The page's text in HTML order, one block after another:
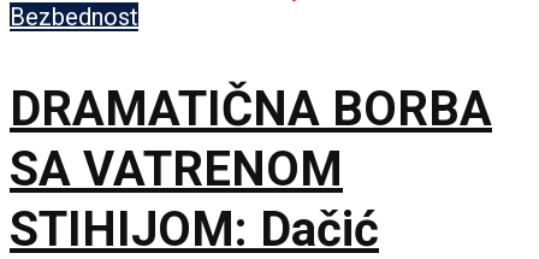
Bezbednost
DRAMATIČNA BORBA
SA VATRENOM
STIHIJOM: Dačić